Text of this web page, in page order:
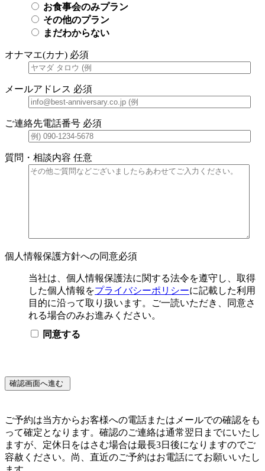
お食事会のみプラン
その他のプラン
まだわからない
オナマエ(カナ) 必須
メールアドレス 必須
ご連絡先電話番号 必須
質問・相談内容 任意
個人情報保護方針への同意必須
当社は、個人情報保護法に関する法令を遵守し、取得
した個人情報をプライバシーポリシーに記載した利用
目的に沿って取り扱います。ご一読いただき、同意さ
れる場合のみお進みください。
同意する
ご予約は当方からお客様への電話またはメールでの確認をも
って確定となります。確認のご連絡は通常翌日までにいたし
ますが、定休日をはさむ場合は最長3日後になりますのでご
容赦ください。尚、直近のご予約はお電話にてお願いいたし